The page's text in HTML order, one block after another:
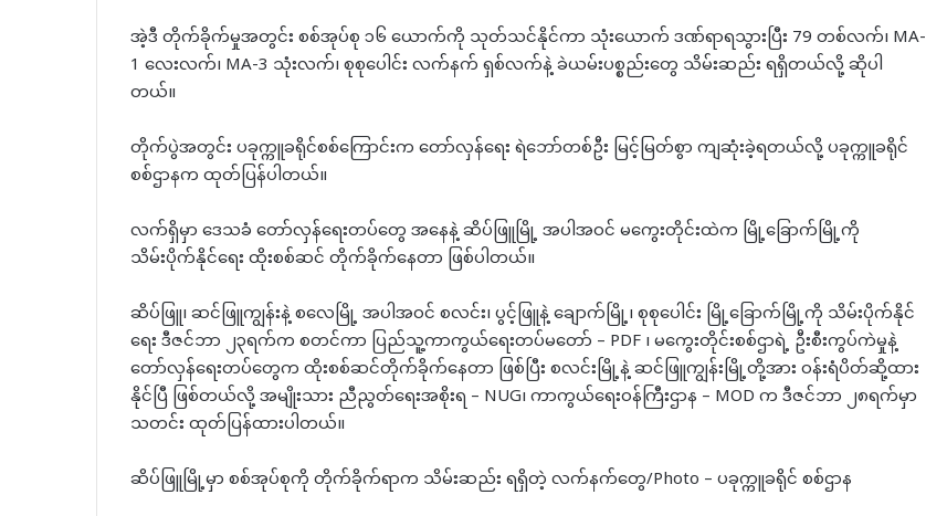
အဲ့ဒီ တိုက်ခိုက်မှုအတွင်း စစ်အုပ်စု ၁၆ ယောက်ကို သုတ်သင်နိုင်ကာ သုံးယောက် ဒဏ်ရာရသွားပြီး 79 တစ်လက်၊ MA-
1 လေးလက်၊ MA-3 သုံးလက်၊ စုစုပေါင်း လက်နက် ရှစ်လက်နဲ့ ခဲယမ်းပစ္စည်းတွေ သိမ်းဆည်း ရရှိတယ်လို့ ဆိုပါ
တယ်။
တိုက်ပွဲအတွင်း ပခုက္ကူခရိုင်စစ်ကြောင်းက တော်လှန်ရေး ရဲဘော်တစ်ဦး မြင့်မြတ်စွာ ကျဆုံးခဲ့ရတယ်လို့ ပခုက္ကူခရိုင်
စစ်ဌာနက ထုတ်ပြန်ပါတယ်။
လက်ရှိမှာ ဒေသခံ တော်လှန်ရေးတပ်တွေ အနေနဲ့ ဆိပ်ဖြူမြို့ အပါအဝင် မကွေးတိုင်းထဲက မြို့ခြောက်မြို့ကို
သိမ်းပိုက်နိုင်ရေး ထိုးစစ်ဆင် တိုက်ခိုက်နေတာ ဖြစ်ပါတယ်။
ဆိပ်ဖြူ၊ ဆင်ဖြူကျွန်းနဲ့ စလေမြို့ အပါအဝင် စလင်း၊ ပွင့်ဖြူနဲ့ ချောက်မြို့၊ စုစုပေါင်း မြို့ခြောက်မြို့ကို သိမ်းပိုက်နိုင်
ရေး ဒီဇင်ဘာ ၂၃ရက်က စတင်ကာ ပြည်သူ့ကာကွယ်ရေးတပ်မတော် – PDF ၊ မကွေးတိုင်းစစ်ဌာရဲ့ ဦးစီးကွပ်ကဲမှုနဲ့
တော်လှန်ရေးတပ်တွေက ထိုးစစ်ဆင်တိုက်ခိုက်နေတာ ဖြစ်ပြီး စလင်းမြို့နဲ့ ဆင်ဖြူကျွန်းမြို့တို့အား ဝန်းရံပိတ်ဆို့ထား
နိုင်ပြီ ဖြစ်တယ်လို့ အမျိုးသား ညီညွတ်ရေးအစိုးရ – NUG၊ ကာကွယ်ရေးဝန်ကြီးဌာန – MOD က ဒီဇင်ဘာ ၂၈ရက်မှာ
သတင်း ထုတ်ပြန်ထားပါတယ်။
ဆိပ်ဖြူမြို့မှာ စစ်အုပ်စုကို တိုက်ခိုက်ရာက သိမ်းဆည်း ရရှိတဲ့ လက်နက်တွေ/Photo – ပခုက္ကူခရိုင် စစ်ဌာန